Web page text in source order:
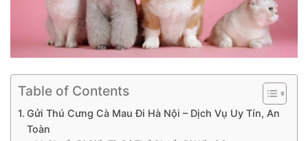
Table of Contents
Gửi Thú Cưng Cà Mau Đi Hà Nội – Dịch Vụ Uy Tín, An
Toàn